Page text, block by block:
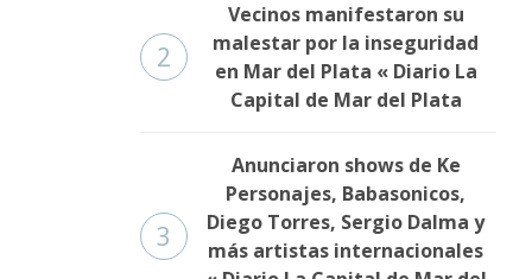
2
Vecinos manifestaron su
malestar por la inseguridad
en Mar del Plata « Diario La
Capital de Mar del Plata
3
Anunciaron shows de Ke
Personajes, Babasonicos,
Diego Torres, Sergio Dalma y
más artistas internacionales